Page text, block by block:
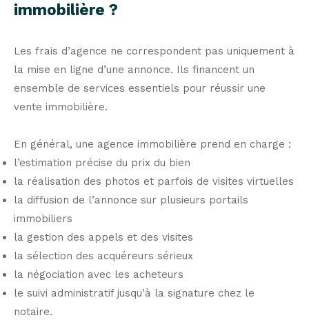
immobilière ?
Les frais d’agence ne correspondent pas uniquement à
la mise en ligne d’une annonce. Ils financent un
ensemble de services essentiels pour réussir une
vente immobilière.
En général, une agence immobilière prend en charge :
l’estimation précise du prix du bien
la réalisation des photos et parfois de visites virtuelles
la diffusion de l’annonce sur plusieurs portails
immobiliers
la gestion des appels et des visites
la sélection des acquéreurs sérieux
la négociation avec les acheteurs
le suivi administratif jusqu’à la signature chez le
notaire.